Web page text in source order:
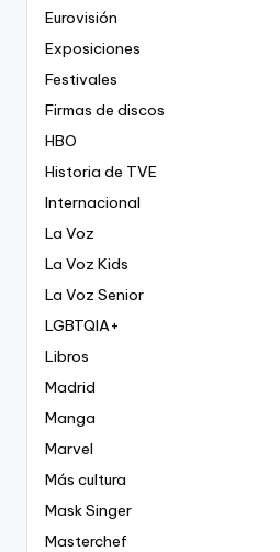
Eurovisión
Exposiciones
Festivales
Firmas de discos
HBO
Historia de TVE
Internacional
La Voz
La Voz Kids
La Voz Senior
LGBTQIA+
Libros
Madrid
Manga
Marvel
Más cultura
Mask Singer
Masterchef